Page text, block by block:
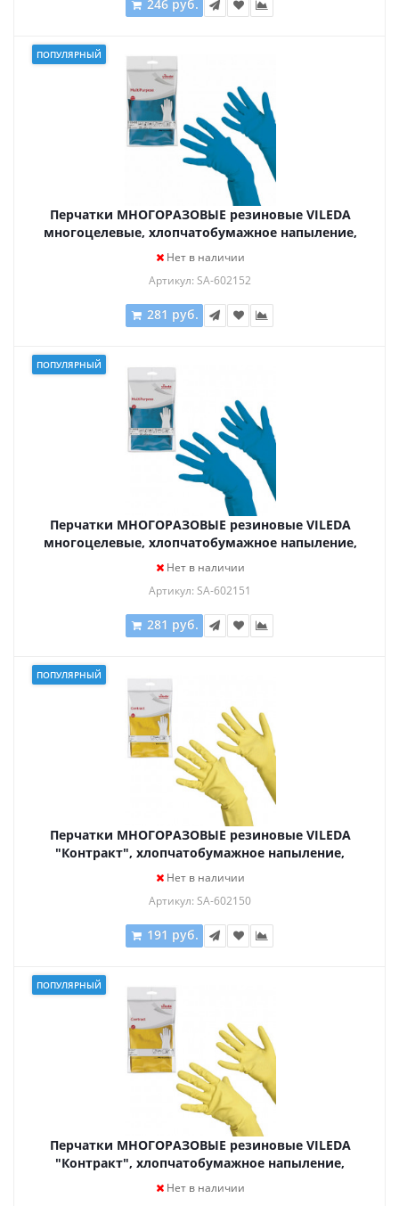
246 руб.
ПОПУЛЯРНЫЙ
Перчатки МНОГОРАЗОВЫЕ резиновые VILEDA
многоцелевые, хлопчатобумажное напыление,
ПРОЧНЫЕ, размер L (большой), синий, вес 66 г,
Нет в наличии
Артикул: SA-602152
281 руб.
ПОПУЛЯРНЫЙ
Перчатки МНОГОРАЗОВЫЕ резиновые VILEDA
многоцелевые, хлопчатобумажное напыление,
ПРОЧНЫЕ, размер M (средний), синий, вес 63 г,
Нет в наличии
Артикул: SA-602151
281 руб.
ПОПУЛЯРНЫЙ
Перчатки МНОГОРАЗОВЫЕ резиновые VILEDA
"Контракт", хлопчатобумажное напыление,
размер XL (очень большой), желтые, вес 66 г,
Нет в наличии
Артикул: SA-602150
191 руб.
ПОПУЛЯРНЫЙ
Перчатки МНОГОРАЗОВЫЕ резиновые VILEDA
"Контракт", хлопчатобумажное напыление,
размер L (большой), желтые, вес 60 г, 101018
Нет в наличии